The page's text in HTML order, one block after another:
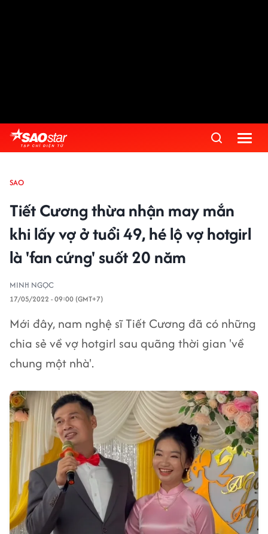
SAO
Tiết Cương thừa nhận may mắn
khi lấy vợ ở tuổi 49, hé lộ vợ hotgirl
là 'fan cứng' suốt 20 năm
MINH NGỌC
17/05/2022 - 09:00 (GMT+7)
Mới đây, nam nghệ sĩ Tiết Cương đã có những
chia sẻ về vợ hotgirl sau quãng thời gian 'về
chung một nhà'.